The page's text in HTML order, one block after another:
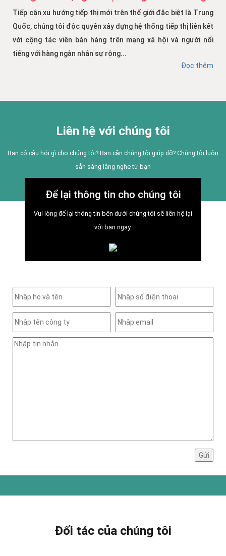
Tiếp cận xu hướng tiếp thị mới trên thế giới đặc biệt là Trung
Quốc, chúng tôi độc quyền xây dựng hệ thống tiếp thị liên kết
với cộng tác viên bán hàng trên mạng xã hội và người nổi
tiếng với hàng ngàn nhân sự rộng...
Đọc thêm
Liên hệ với chúng tôi
Bạn có câu hỏi gì cho chúng tôi? Bạn cần chúng tôi giúp đỡ? Chúng tôi luôn
sẵn sàng lắng nghe từ bạn
Để lại thông tin cho chúng tôi
Vui lòng để lại thông tin bên dưới chúng tôi sẽ liên hệ lại
với bạn ngay.
Đối tác của chúng tôi